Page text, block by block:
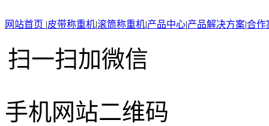
网站首页 |皮带称重机|滚筒称重机|产品中心|产品解决方案|合作
扫一扫加微信
手机网站二维码